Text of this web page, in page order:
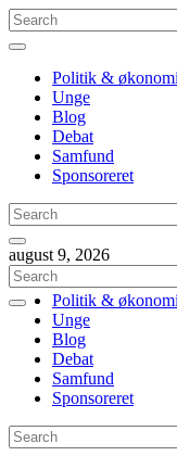
Politik & økonomi
Unge
Blog
Debat
Samfund
Sponsoreret
august 9, 2026
Politik & økonomi
Unge
Blog
Debat
Samfund
Sponsoreret